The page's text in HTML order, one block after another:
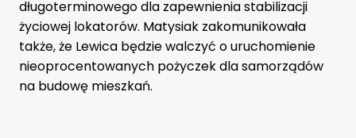
długoterminowego dla zapewnienia stabilizacji
życiowej lokatorów. Matysiak zakomunikowała
także, że Lewica będzie walczyć o uruchomienie
nieoprocentowanych pożyczek dla samorządów
na budowę mieszkań.